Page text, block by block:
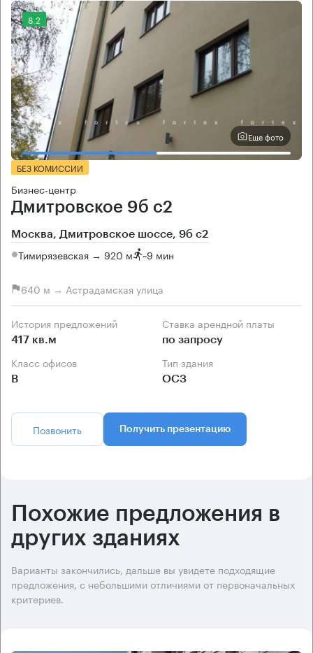
8.2
Еще фото
БЕЗ КОМИССИИ
Бизнес-центр
Дмитровское 9б с2
Москва, Дмитровское шоссе, 9б с2
Тимирязевская → 920 м ~9 мин
640 м → Астрадамская улица
История предложений
417 кв.м
Ставка арендной платы
по запросу
Класс офисов
B
Тип здания
ОСЗ
Позвонить Получить презентацию
Похожие предложения в
других зданиях
Варианты закончились, дальше вы увидете подходящие
предложения, с небольшими отличиями от первоначальных
критериев.